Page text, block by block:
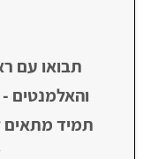
תבואו עם
והאלמנטים
תמיד מתאים